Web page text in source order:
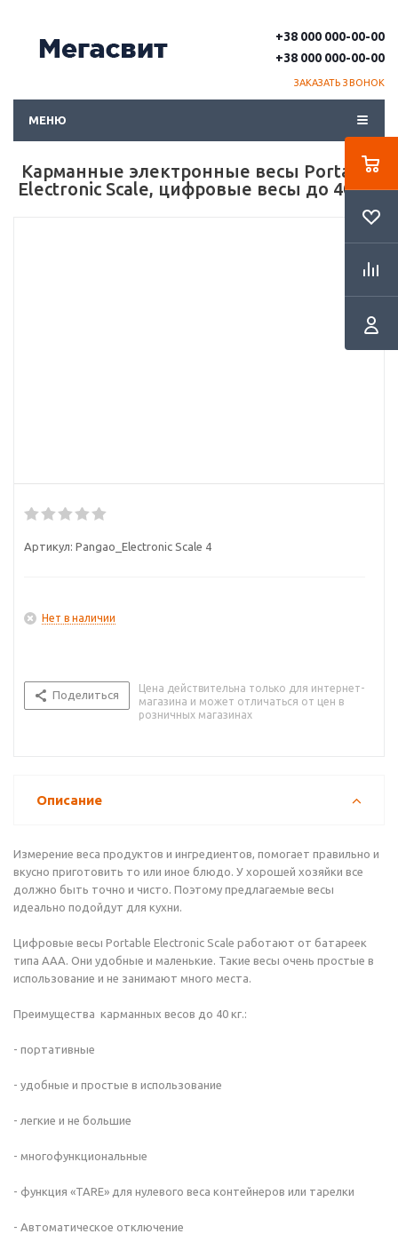
+38 000 000-00-00
+38 000 000-00-00
ЗАКАЗАТЬ ЗВОНОК
МЕНЮ
Карманные электронные весы Portable
Electronic Scale, цифровые весы до 40 кг.
Артикул: Pangao_Electronic Scale 4
Нет в наличии
Поделиться
Цена действительна только для интернет-
магазина и может отличаться от цен в
розничных магазинах
Описание
Измерение веса продуктов и ингредиентов, помогает правильно и
вкусно приготовить то или иное блюдо. У хорошей хозяйки все
должно быть точно и чисто. Поэтому предлагаемые весы
идеально подойдут для кухни.
Цифровые весы Portable Electronic Scale работают от батареек
типа ААА. Они удобные и маленькие. Такие весы очень простые в
использование и не занимают много места.
Преимущества карманных весов до 40 кг.:
- портативные
- удобные и простые в использование
- легкие и не большие
- многофункциональные
- функция «TARE» для нулевого веса контейнеров или тарелки
- Автоматическое отключение